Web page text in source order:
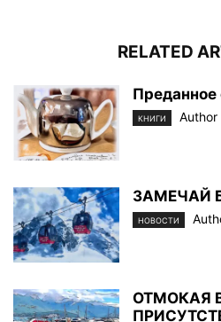
RELATED
Преданное
КНИГИ Author
ЗАМЕЧАЙ
НОВОСТИ
ОТМОКАЯ